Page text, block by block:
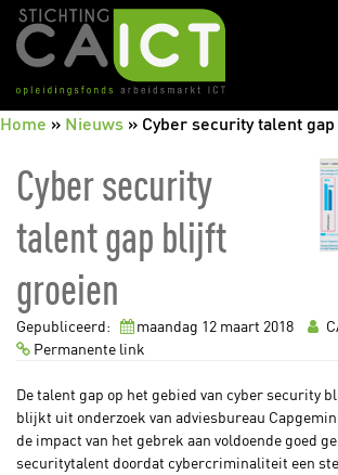
CAICT
Home » Nieuws » Cyber security talent
Cyber security
talent gap blijft
groeien
Gepubliceerd: maandag 12 maart 2018
Permanente link
De talent gap op het gebied van cyber security
blijkt uit onderzoek van adviesbureau
de impact van het gebrek aan voldoende goed
securitytalent doordat cybercriminaliteit een